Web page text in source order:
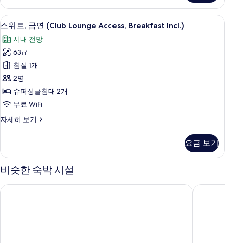
Breakfast
Incl.)
사
진
모
두
보
기
윈
룸,
금
(Club
Lounge
Access,
Breakfast
Incl.)
자
세
히
기
스
위
트,
금
연
(Club
Lounge
Access,
Breakfast
진
모
두
미니바, 객실 내 금고, 책상, 다리미/다
5
스위트, 금연 (Club Lounge Access, Breakfast Incl.)
시내 전망
63㎡
침실 1개
2명
슈퍼싱글침대 2개
무료 WiFi
자세히 보기
스
연
(Club
Lounge
Breakfast
요금 보기
비슷한 숙박 시설
JR 클레멘트 인 다카마츠 효고마치 도미 인